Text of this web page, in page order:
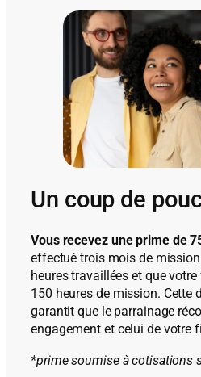
Un coup de
Vous recevez une prime de
effectué trois mois de
heures travaillées et que
150 heures de mission. Cette
garantit que le parrainage
engagement et celui de votre
*prime soumise à cotisations